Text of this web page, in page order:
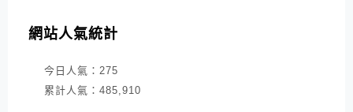
網站人氣統計
今日人氣： 275
累計人氣： 485,910